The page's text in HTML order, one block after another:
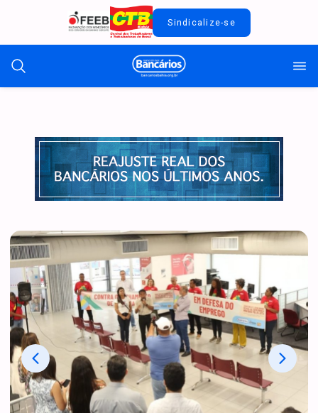
Sindicalize-se